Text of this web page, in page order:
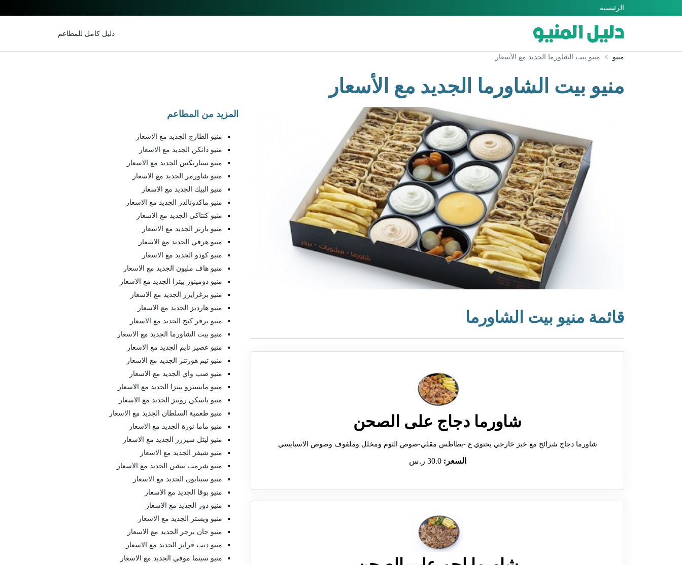
الرئيسية
دليل كامل للمطاعم
منيو منيو بيت الشاورما الجديد مع الأسعار
منيو بيت الشاورما الجديد مع الأسعار
قائمة منيو بيت الشاورما
شاورما دجاج على الصحن
شاورما دجاج شرائح مع خبز خارجي يحتوي ع -بطاطس مقلي-صوص الثوم ومخلل وملفوف وصوص الاسبايسي
السعر:30.0 ر.س
المزيد من المطاعم
منيو الطازج الجديد مع الاسعار
منيو دانكن الجديد مع الاسعار
منيو ستاربكس الجديد مع الاسعار
منيو شاورمر الجديد مع الاسعار
منيو البيك الجديد مع الاسعار
منيو ماكدونالدز الجديد مع الاسعار
منيو كنتاكي الجديد مع الاسعار
منيو بارنز الجديد مع الاسعار
منيو هرفي الجديد مع الاسعار
منيو كودو الجديد مع الاسعار
منيو هاف مليون الجديد مع الاسعار
منيو دومينوز بيتزا الجديد مع الاسعار
منيو برغرايزر الجديد مع الاسعار
منيو هارديز الجديد مع الاسعار
منيو برقر كنج الجديد مع الاسعار
منيو بيت الشاورما الجديد مع الاسعار
منيو عصير تايم الجديد مع الاسعار
منيو تيم هورتنز الجديد مع الاسعار
منيو صب واي الجديد مع الاسعار
منيو مايسترو بيتزا الجديد مع الاسعار
منيو باسكن روبنز الجديد مع الاسعار
منيو طعمية السلطان الجديد مع الاسعار
منيو ماما نورة الجديد مع الاسعار
منيو ليتل سيزرز الجديد مع الاسعار
منيو شيفز الجديد مع الاسعار
منيو شرمب نيشن الجديد مع الاسعار
منيو سينابون الجديد مع الاسعار
منيو بوقا الجديد مع الاسعار
منيو دوز الجديد مع الاسعار
منيو ويستر الجديد مع الاسعار
منيو جان برجر الجديد مع الاسعار
منيو ديب فرايز الجديد مع الاسعار
منيو سينما موفي الجديد مع الاسعار